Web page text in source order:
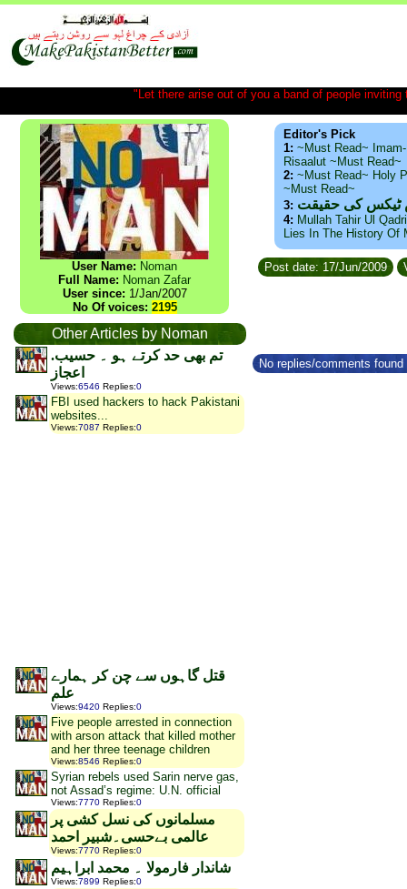
"Let there arise out of you a band of people
User Name: Noman
Full Name: Noman Zafar
User since: 1/Jan/2007
No Of voices: 2195
Other Articles by Noman
.تم بھی حد کرتے ہو ۔ حسیب
اعجاز
Views:6546 Replies:0
FBI used hackers to hack Pakistani
websites...
Views:7087 Replies:0
قتل گاہوں سے چن کر ہمارے
علم
Views:9420 Replies:0
Five people arrested in connection
with arson attack that killed mother
and her three teenage children
Views:8546 Replies:0
Syrian rebels used Sarin nerve gas,
not Assad’s regime: U.N. official
Views:7770 Replies:0
مسلمانوں کی نسل کشی پر
عالمی بےحسی۔شبیر احمد
Views:7770 Replies:0
شاندار فارمولا ۔ محمد ابراہیم
Views:7899 Replies:0
Editor's Pick
1: ~Must Read~
Risaalut ~Must Read~
2: ~Must Read~ Holy
~Must Read~
3: ٹیکس کی حقیقت
4: Mullah Tahir Ul
Lies In The History Of
Post date: 17/Jun/2009
No replies/comments